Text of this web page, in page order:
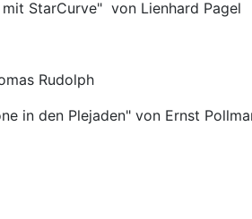
StarCurve" von Lienhard Pagel
Rudolph
in den Plejaden" von Ernst